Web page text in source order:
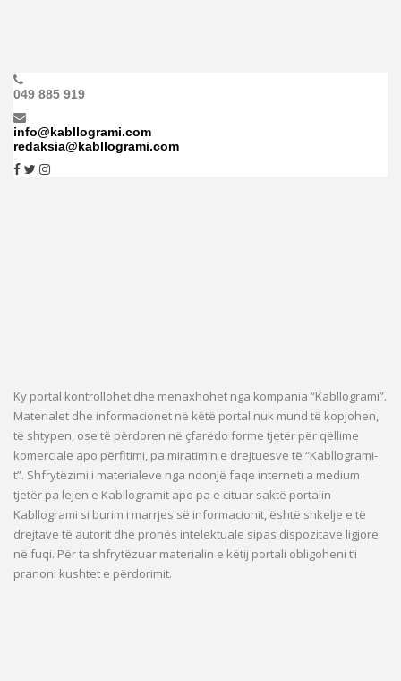
049 885 919
info@kabllogrami.com
redaksia@kabllogrami.com
Ky portal kontrollohet dhe menaxhohet nga kompania “Kabllogrami”.
Materialet dhe informacionet në këtë portal nuk mund të kopjohen,
të shtypen, ose të përdoren në çfarëdo forme tjetër për qëllime
komerciale apo përfitimi, pa miratimin e drejtuesve të “Kabllogrami-
t”. Shfrytëzimi i materialeve nga ndonjë faqe interneti a medium
tjetër pa lejen e Kabllogramit apo pa e cituar saktë portalin
Kabllogrami si burim i marrjes së informacionit, është shkelje e të
drejtave të autorit dhe pronës intelektuale sipas dispozitave ligjore
në fuqi. Për ta shfrytëzuar materialin e këtij portali obligoheni t’i
pranoni kushtet e përdorimit.